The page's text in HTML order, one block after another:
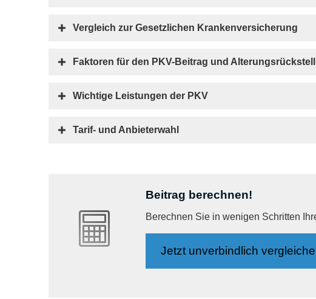
Vergleich zur Gesetzlichen Kranken­ver­si­che­rung
Faktoren für den PKV-Beitrag und
Wichtige Leistungen der PKV
Tarif- und Anbieterwahl
Beitrag berechnen!
Berechnen Sie in wenigen Schritten
Jetzt unverbindlich